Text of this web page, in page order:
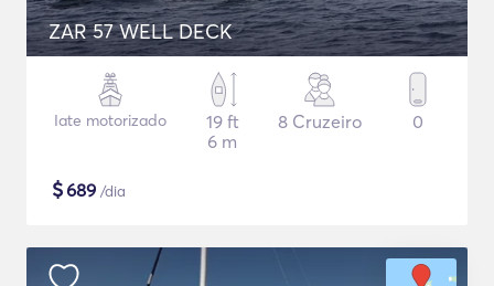
ZAR 57 WELL DECK
Iate motorizado
19 ft
6 m
8 Cruzeiro 0
$689 /dia